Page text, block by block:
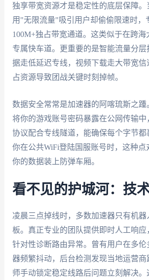
独享带宽资源才是稳定性的底层保障。
用"无限流量"吸引用户却偷偷限速时，
100M+独占带宽通道。这类似于在跨海
专属快车道。更重要的是智能流量分
据走低延迟专线，视频下载走大带宽信
占资源导致团战关键时刻掉帧。
数据安全常常是加速器的阿喀琉斯之踵
将你的游戏账号密码暴露在公网传输中
协议配合专线隧道，能确保每个字节都
你在公共WiFi登陆国服账号时，这种点
你的数据装上防弹车厢。
看不见的护城河：技
凌晨三点掉线时，多数加速器只有机器
板。真正专业的团队提供即时人工响应
针对性诊断路由异常。曾有用户在多伦
器频繁抖动，后台检测发现当地运营商
师手动锁定稳定线路后问题立刻解决